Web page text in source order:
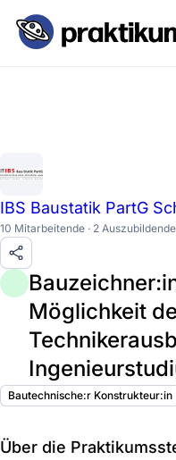
IBS Baustatik PartG
10 Mitarbeitende · 2 Auszubildende
Möglichkeit
Bautechnische:r Konstrukteur:in
Über die